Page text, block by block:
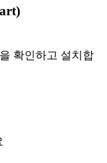
확인하고 설치합